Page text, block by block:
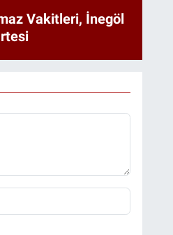
Vakitleri, İnegöl